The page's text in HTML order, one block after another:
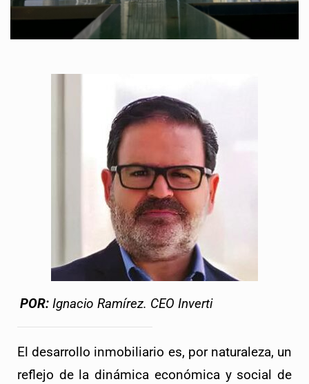
POR: Ignacio Ramírez. CEO Inverti
El desarrollo inmobiliario es, por naturaleza, un
reflejo de la dinámica económica y social de